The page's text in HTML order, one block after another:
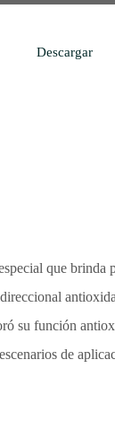
Descargar
que brinda
su función
de